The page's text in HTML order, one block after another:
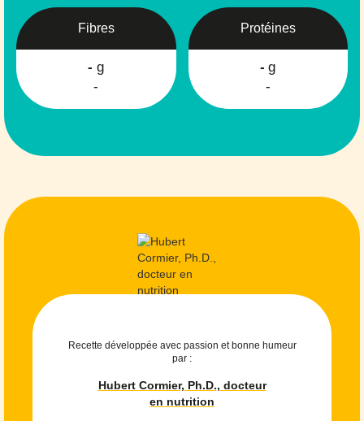
Fibres
- g
-
Protéines
- g
-
Recette développée avec passion et bonne humeur
par :
Hubert Cormier, Ph.D., docteur
en nutrition